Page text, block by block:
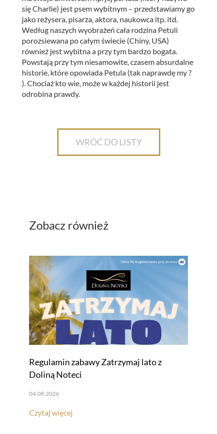
się Charlie) jest psem wybitnym – przedstawiamy go
jako reżysera, pisarza, aktora, naukowca itp. itd.
Według naszych wyobrażeń cała rodzina Petuli
porozsiewana po całym świecie (Chiny, USA)
również jest wybitna a przy tym bardzo bogata.
Powstają przy tym niesamowite, czasem absurdalne
historie, które opowiada Petula (tak naprawdę my ?
). Chociaż kto wie, może w każdej historii jest
odrobina prawdy.
WRÓĆ DO LISTY
Zobacz również
Regulamin zabawy Zatrzymaj lato z
Doliną Noteci
04.08.2026
Czytaj więcej